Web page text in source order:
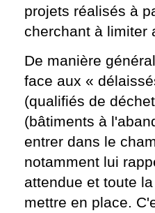
projets réalisés à
cherchant à limiter
De manière
face aux «
(qualifiés de
(bâtiments à
entrer dans le
notamment lui
attendue et toute
mettre en place.